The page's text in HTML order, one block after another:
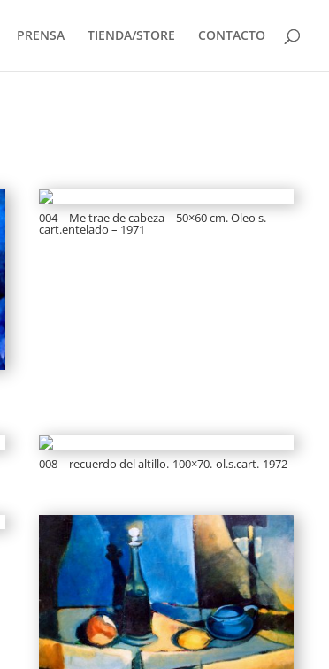
PRENSA TIENDA/STORE CONTACTO
004 – Me trae de cabeza – 50×60 cm. Oleo s.
cart.entelado – 1971
008 – recuerdo del altillo.-100×70.-ol.s.cart.-1972